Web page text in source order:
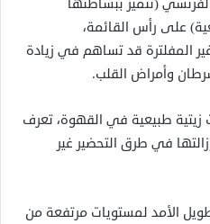
(تتميز ببساطتها
على رأس القائمة،
المفلترة قد تساهم في زيادة
وأمراض القلب.
زيتية طبيعية في القهوة، تعرف
في طرق التحضير غير
الأمد لمستويات مرتفعة من